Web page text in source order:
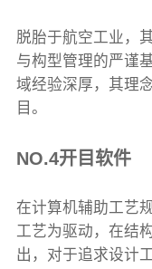
脱胎于航空工业，
与构型管理的严谨
域经验深厚，其理
目。
NO.4开目软件
在计算机辅助工艺
工艺为驱动，在结
出，对于追求设计